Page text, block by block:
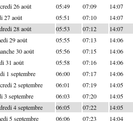
26 août 05:49 07:09 14:07
27 août 05:51 07:10 14:07
28 août 05:53 07:12 14:07
29 août 05:55 07:13 14:06
30 août 05:56 07:15 14:06
31 août 05:58 07:16 14:06
1 septembre 06:00 07:17 14:06
2 septembre 06:01 07:19 14:05
3 septembre 06:03 07:20 14:05
4 septembre 06:05 07:22 14:05
5 septembre 06:06 07:23 14:04